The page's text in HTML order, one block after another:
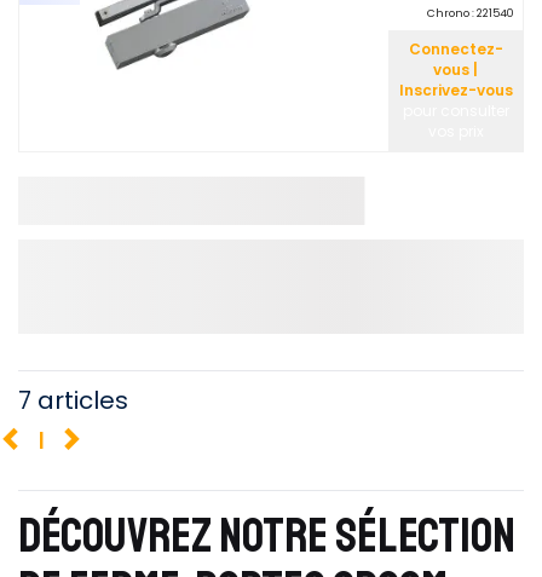
Chrono : 221540
Connectez-
vous |
Inscrivez-vous
7 articles
1
DÉCOUVREZ NOTRE SÉLECTION